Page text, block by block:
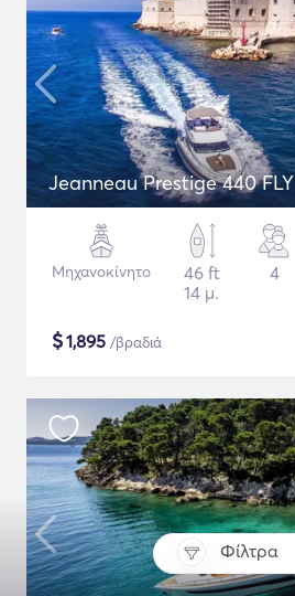
Φίλτρα
Jeanneau Prestige 440 FLY
Μηχανοκίνητο
46 ft
14 μ.
4
$1,895 /βραδιά